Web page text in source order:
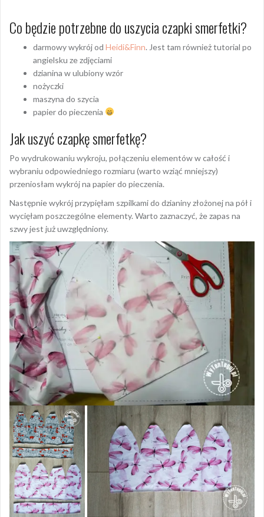
Co będzie potrzebne do uszycia czapki smerfetki?
darmowy wykrój od Heidi&Finn. Jest tam również tutorial po
angielsku ze zdjęciami
dzianina w ulubiony wzór
nożyczki
maszyna do szycia
papier do pieczenia
Jak uszyć czapkę smerfetkę?
Po wydrukowaniu wykroju, połączeniu elementów w całość i
wybraniu odpowiedniego rozmiaru (warto wziąć mniejszy)
przeniosłam wykrój na papier do pieczenia.
Następnie wykrój przypięłam szpilkami do dzianiny złożonej na pół i
wycięłam poszczególne elementy. Warto zaznaczyć, że zapas na
szwy jest już uwzględniony.